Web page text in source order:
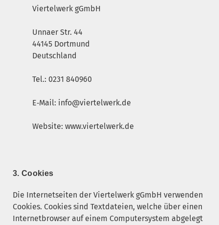
Vier­tel­werk gGmbH
Unnaer Str. 44
44145 Dort­mund
Deutsch­land
Tel.: 0231 840960
E‑Mail: info@viertelwerk.de
Web­site: www.viertelwerk.de
3. Coo­kies
Die Inter­net­sei­ten der Vier­tel­werk gGmbH ver­wen­den
Coo­kies. Coo­kies sind Text­da­tei­en, wel­che über einen
Inter­net­brow­ser auf einem Com­pu­ter­sys­tem abge­legt